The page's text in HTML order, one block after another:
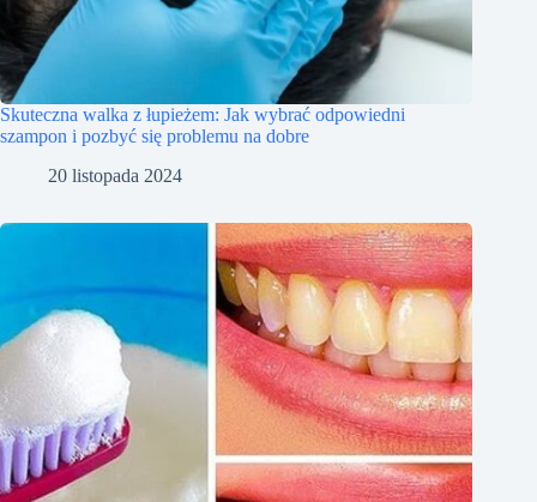
Skuteczna walka z łupieżem: Jak wybrać odpowiedni
szampon i pozbyć się problemu na dobre
20 listopada 2024